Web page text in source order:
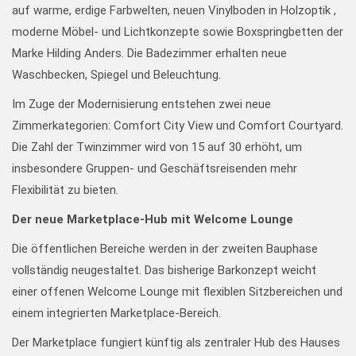
auf warme, erdige Farbwelten, neuen Vinylboden in Holzoptik ,
moderne Möbel- und Lichtkonzepte sowie Boxspringbetten der
Marke Hilding Anders. Die Badezimmer erhalten neue
Waschbecken, Spiegel und Beleuchtung.
Im Zuge der Modernisierung entstehen zwei neue
Zimmerkategorien: Comfort City View und Comfort Courtyard.
Die Zahl der Twinzimmer wird von 15 auf 30 erhöht, um
insbesondere Gruppen- und Geschäftsreisenden mehr
Flexibilität zu bieten.
Der neue Marketplace-Hub mit Welcome Lounge
Die öffentlichen Bereiche werden in der zweiten Bauphase
vollständig neugestaltet. Das bisherige Barkonzept weicht
einer offenen Welcome Lounge mit flexiblen Sitzbereichen und
einem integrierten Marketplace-Bereich.
Der Marketplace fungiert künftig als zentraler Hub des Hauses